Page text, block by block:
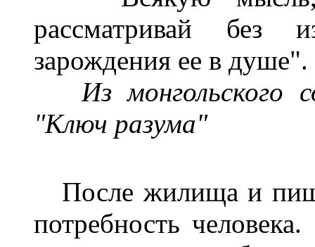
рассматривай без
зарождения ее в душе".
Из монгольского
"Ключ разума"
После жилища и
потребность